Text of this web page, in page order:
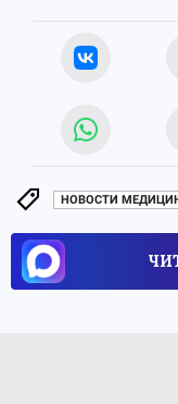
НОВОСТИ